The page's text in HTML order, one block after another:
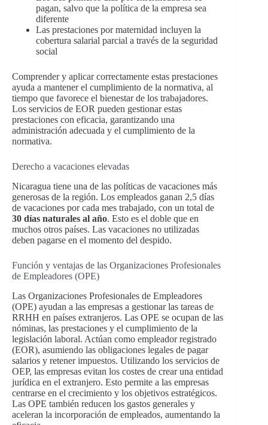
pagan, salvo que la política de la empresa sea
diferente
Las prestaciones por maternidad incluyen la
cobertura salarial parcial a través de la seguridad
social
Comprender y aplicar correctamente estas prestaciones
ayuda a mantener el cumplimiento de la normativa, al
tiempo que favorece el bienestar de los trabajadores.
Los servicios de EOR pueden gestionar estas
prestaciones con eficacia, garantizando una
administración adecuada y el cumplimiento de la
normativa.
Derecho a vacaciones elevadas
Nicaragua tiene una de las políticas de vacaciones más
generosas de la región. Los empleados ganan 2,5 días
de vacaciones por cada mes trabajado, con un total de
30 días naturales al año. Esto es el doble que en
muchos otros países. Las vacaciones no utilizadas
deben pagarse en el momento del despido.
Función y ventajas de las Organizaciones Profesionales
de Empleadores (OPE)
Las Organizaciones Profesionales de Empleadores
(OPE) ayudan a las empresas a gestionar las tareas de
RRHH en países extranjeros. Las OPE se ocupan de las
nóminas, las prestaciones y el cumplimiento de la
legislación laboral. Actúan como empleador registrado
(EOR), asumiendo las obligaciones legales de pagar
salarios y retener impuestos. Utilizando los servicios de
OEP, las empresas evitan los costes de crear una entidad
jurídica en el extranjero. Esto permite a las empresas
centrarse en el crecimiento y los objetivos estratégicos.
Las OPE también reducen los gastos generales y
aceleran la incorporación de empleados, aumentando la